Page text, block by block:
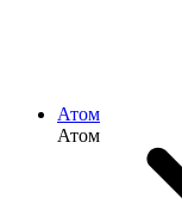
Атом
Атом